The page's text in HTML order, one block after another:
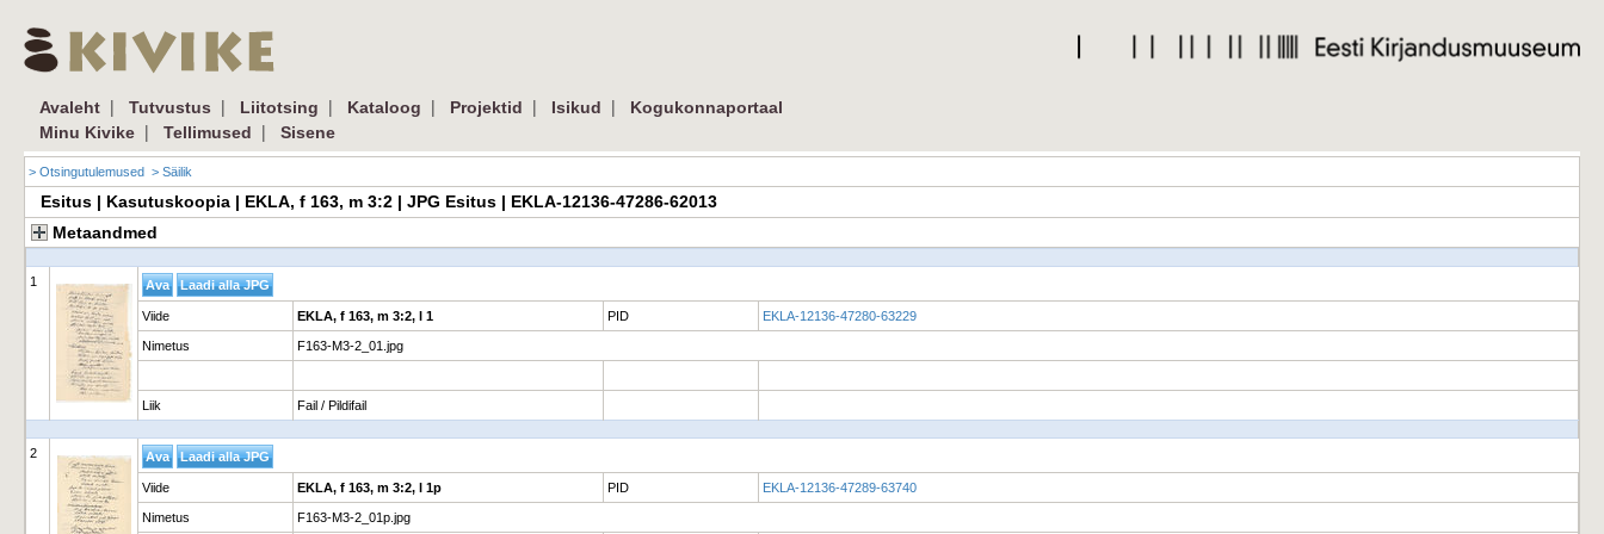
Avaleht | Tutvustus | Liitotsing | Kataloog | Projektid | Isikud |
Kogukonnaportaal
Minu Kivike | Tellimused | Sisene
> Otsingutulemused > Säilik
Esitus | Kasutuskoopia | EKLA, f 163, m 3:2 | JPG Esitus | EKLA-12136-47286-62013
Metaandmed
1
Viide EKLA, f 163, m 3:2, l 1 PID EKLA-12136-47280-63229
Nimetus F163-M3-2_01.jpg
Liik Fail / Pildifail
2
Viide EKLA, f 163, m 3:2, l 1p PID EKLA-12136-47289-63740
Nimetus F163-M3-2_01p.jpg